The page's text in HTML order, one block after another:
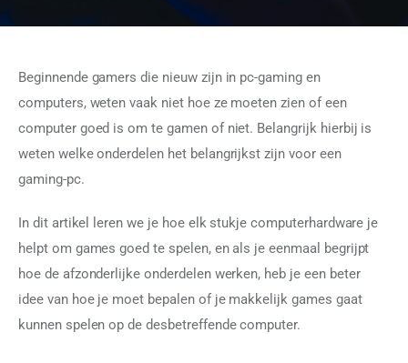
Contact
Beginnende gamers die nieuw zijn in pc-gaming en
computers, weten vaak niet hoe ze moeten zien of een
computer goed is om te gamen of niet. Belangrijk hierbij is
weten welke onderdelen het belangrijkst zijn voor een
gaming-pc.
In dit artikel leren we je hoe elk stukje computerhardware je
helpt om games goed te spelen, en als je eenmaal begrijpt
hoe de afzonderlijke onderdelen werken, heb je een beter
idee van hoe je moet bepalen of je makkelijk games gaat
kunnen spelen op de desbetreffende computer.